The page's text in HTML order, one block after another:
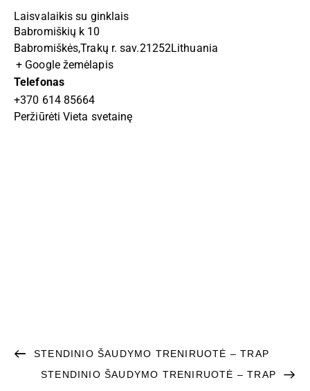
Laisvalaikis su ginklais
Babromiškių k 10
Babromiškės,Trakų r. sav.21252Lithuania
+ Google žemėlapis
Telefonas
+370 614 85664
Peržiūrėti Vieta svetainę
STENDINIO ŠAUDYMO TRENIRUOTĖ – TRAP
STENDINIO ŠAUDYMO TRENIRUOTĖ – TRAP